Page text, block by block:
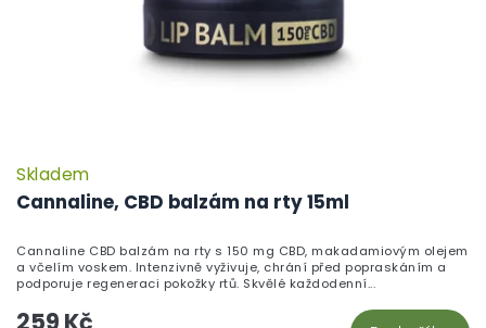
Cannaline, CBD balzám na rty 15ml
Skladem
Cannaline CBD balzám na rty s 150 mg CBD, makadamiovým olejem
a včelím voskem. Intenzivně vyživuje, chrání před popraskáním a
podporuje regeneraci pokožky rtů. Skvělé každodenní...